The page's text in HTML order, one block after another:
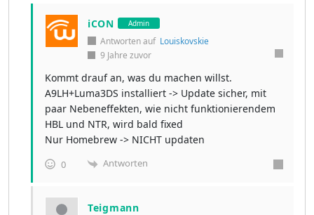
iCON Admin
Antworten auf Louiskovskie
9 Jahre zuvor
Kommt drauf an, was du machen willst.
A9LH+Luma3DS installiert -> Update sicher, mit
paar Nebeneffekten, wie nicht funktionierendem
HBL und NTR, wird bald fixed
Nur Homebrew -> NICHT updaten
0 Antworten
Teigmann